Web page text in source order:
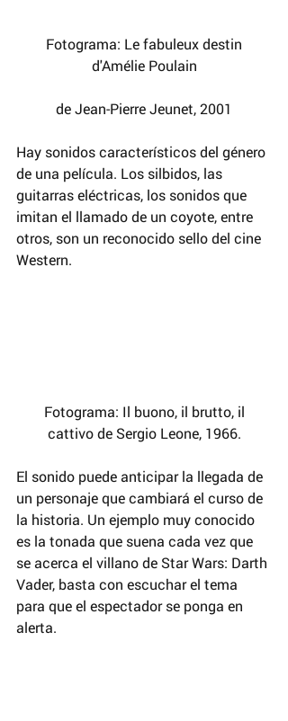
d'Amélie Poulain
de Jean-Pierre Jeunet, 2001
Hay sonidos característicos del género
de una película. Los silbidos, las
guitarras eléctricas, los sonidos que
imitan el llamado de un coyote, entre
otros, son un reconocido sello del cine
Western.
cattivo de Sergio Leone, 1966.
El sonido puede anticipar la llegada de
un personaje que cambiará el curso de
la historia. Un ejemplo muy conocido
es la tonada que suena cada vez que
se acerca el villano de Star Wars: Darth
Vader, basta con escuchar el tema
para que el espectador se ponga en
alerta.